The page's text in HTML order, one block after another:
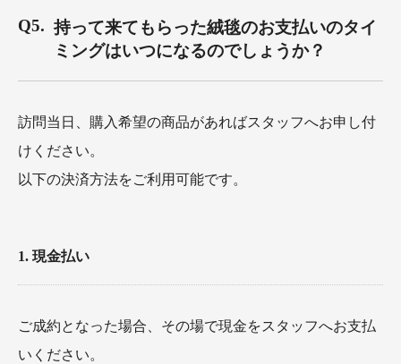
持って来てもらった絨毯のお支払いのタイ
ミングはいつになるのでしょうか？
訪問当日、購入希望の商品があればスタッフへお申し付
けください。
以下の決済方法をご利用可能です。
1. 現金払い
ご成約となった場合、その場で現金をスタッフへお支払
いください。